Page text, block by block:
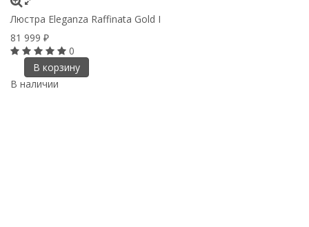
Люстра Eleganza Raffinata Gold I
81 999 ₽
0
В корзину
В наличии